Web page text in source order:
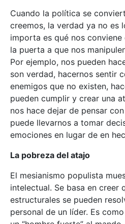
Cuando la política se
creemos, la verdad ya no es
importa es qué nos conviene
la puerta a que nos
Por ejemplo, nos pueden
son verdad, hacernos sentir
enemigos que no existen,
pueden cumplir y crear una
nos hace dejar de pensar
puede llevarnos a tomar
emociones en lugar de en
La pobreza del atajo
El mesianismo populista
intelectual. Se basa en creer
estructurales se pueden
personal de un líder. Es